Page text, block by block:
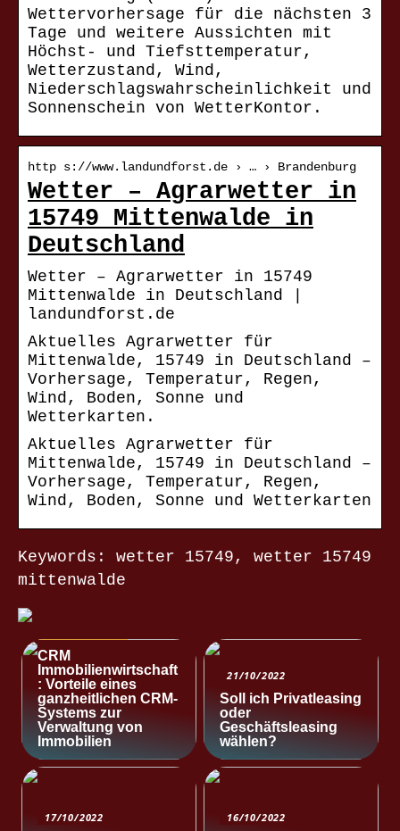
Wettervorhersage für die nächsten 3
Tage und weitere Aussichten mit
Höchst- und Tiefsttemperatur,
Wetterzustand, Wind,
Niederschlagswahrscheinlichkeit und
Sonnenschein von WetterKontor.
http s://www.landundforst.de › … › Brandenburg
Wetter – Agrarwetter in
15749 Mittenwalde in
Deutschland
Wetter – Agrarwetter in 15749
Mittenwalde in Deutschland |
landundforst.de
Aktuelles Agrarwetter für
Mittenwalde, 15749 in Deutschland –
Vorhersage, Temperatur, Regen,
Wind, Boden, Sonne und
Wetterkarten.
Aktuelles Agrarwetter für
Mittenwalde, 15749 in Deutschland –
Vorhersage, Temperatur, Regen,
Wind, Boden, Sonne und Wetterkarten
Keywords: wetter 15749, wetter 15749
mittenwalde
CRM
Immobilienwirtschaft
: Vorteile eines
ganzheitlichen CRM-
Systems zur
Verwaltung von
Immobilien
21/10/2022
Soll ich Privatleasing
oder
Geschäftsleasing
wählen?
17/10/2022 16/10/2022